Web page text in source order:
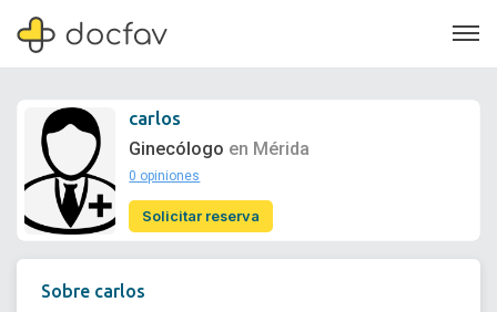
Soporte
carlos
Ginecólogo en Mérida
0 opiniones
Solicitar reserva
Sobre carlos